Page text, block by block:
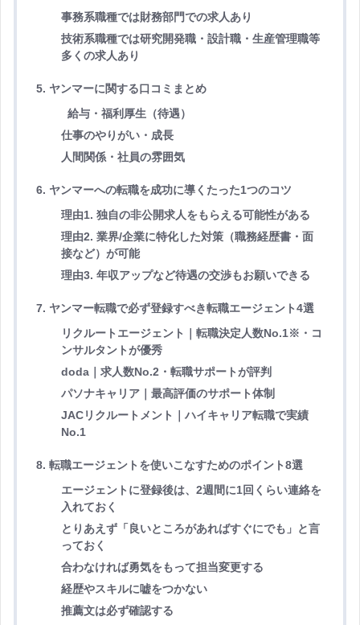
事務系職種では財務部門での求人あり
技術系職種では研究開発職・設計職・生産管理職等
多くの求人あり
5. ヤンマーに関する口コミまとめ
給与・福利厚生（待遇）
仕事のやりがい・成長
人間関係・社員の雰囲気
6. ヤンマーへの転職を成功に導くたった1つのコツ
理由1. 独自の非公開求人をもらえる可能性がある
理由2. 業界/企業に特化した対策（職務経歴書・面
接など）が可能
理由3. 年収アップなど待遇の交渉もお願いできる
7. ヤンマー転職で必ず登録すべき転職エージェント4選
リクルートエージェント｜転職決定人数No.1※・コ
ンサルタントが優秀
doda｜求人数No.2・転職サポートが評判
パソナキャリア｜最高評価のサポート体制
JACリクルートメント｜ハイキャリア転職で実績
No.1
8. 転職エージェントを使いこなすためのポイント8選
エージェントに登録後は、2週間に1回くらい連絡を
入れておく
とりあえず「良いところがあればすぐにでも」と言
っておく
合わなければ勇気をもって担当変更する
経歴やスキルに嘘をつかない
推薦文は必ず確認する